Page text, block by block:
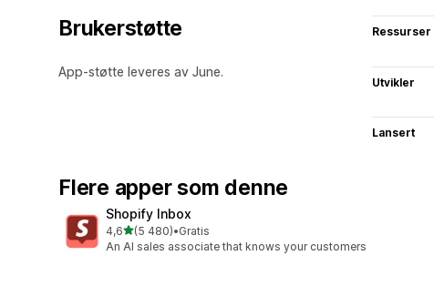
Brukerstøtte
App-støtte leveres av June.
Ressurser
Utvikler
Lansert
Flere apper som denne
Shopify Inbox
4,6av 5 stjerner
(5 480)
Totalt 5480 omtaler
•Gratis
An AI sales associate that knows your customers